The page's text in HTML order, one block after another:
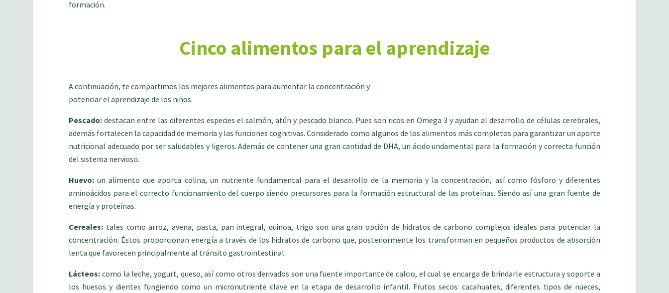
formación.
Cinco alimentos para el aprendizaje
A continuación, te compartimos los mejores alimentos para aumentar la concentración y
potenciar el aprendizaje de los niños.
Pescado: destacan entre las diferentes especies el salmón, atún y pescado blanco. Pues son ricos en Omega 3 y ayudan al desarrollo de células cerebrales,
además fortalecen la capacidad de memoria y las funciones cognitivas. Considerado como algunos de los alimentos más completos para garantizar un aporte
nutricional adecuado por ser saludables y ligeros. Además de contener una gran cantidad de DHA, un ácido undamental para la formación y correcta función
del sistema nervioso.
Huevo: un alimento que aporta colina, un nutriente fundamental para el desarrollo de la memoria y la concentración, así como fósforo y diferentes
aminoácidos para el correcto funcionamiento del cuerpo siendo precursores para la formación estructural de las proteínas. Siendo así una gran fuente de
energía y proteínas.
Cereales: tales como arroz, avena, pasta, pan integral, quinoa, trigo son una gran opción de hidratos de carbono complejos ideales para potenciar la
concentración. Éstos proporcionan energía a través de los hidratos de carbono que, posteriormente los transforman en pequeños productos de absorción
lenta que favorecen principalmente al tránsito gastrointestinal.
Lácteos: como la leche, yogurt, queso, así como otros derivados son una fuente importante de calcio, el cual se encarga de brindarle estructura y soporte a
los huesos y dientes fungiendo como un micronutriente clave en la etapa de desarrollo infantil. Frutos secos: cacahuates, diferentes tipos de nueces,